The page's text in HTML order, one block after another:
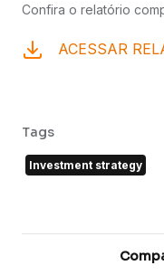
Confira o relatório
ACESSAR
Tags
Investment strategy